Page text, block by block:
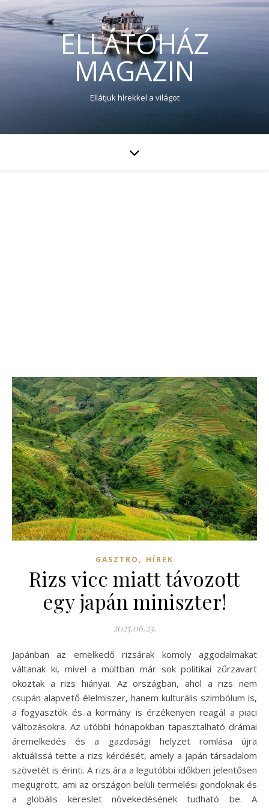
ELLÁTÓHÁZ
MAGAZIN
Ellátjuk hírekkel a világot
GASZTRO , HÍREK
Rizs vicc miatt távozott
egy japán miniszter!
2025.06.23.
Japánban az emelkedő rizsárak komoly aggodalmakat
váltanak ki, mivel a múltban már sok politikai zűrzavart
okoztak a rizs hiányai. Az országban, ahol a rizs nem
csupán alapvető élelmiszer, hanem kulturális szimbólum is,
a fogyasztók és a kormány is érzékenyen reagál a piaci
változásokra. Az utóbbi hónapokban tapasztalható drámai
áremelkedés és a gazdasági helyzet romlása újra
aktuálissá tette a rizs kérdését, amely a japán társadalom
szövetét is érinti. A rizs ára a legutóbbi időkben jelentősen
megugrott, ami az országon belüli termelési gondoknak és
a globális kereslet növekedésének tudható be. A